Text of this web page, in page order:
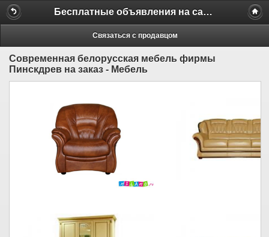
Бесплатные объявления на сайте MILAMO.ru
Связаться с продавцом
Современная белорусская мебель фирмы
Пинскдрев на заказ - Мебель